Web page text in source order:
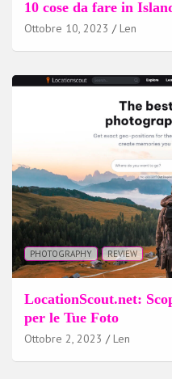
10 cose da fare in
Ottobre 10, 2023 Len
PHOTOGRAPHY REVIEW
LocationScout.net:
per le Tue Foto
Ottobre 2, 2023 Len